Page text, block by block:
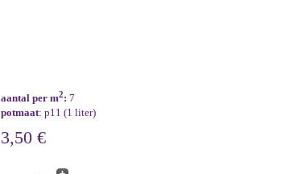
aantal per m2: 7
potmaat: p11 (1 liter)
3,50 €